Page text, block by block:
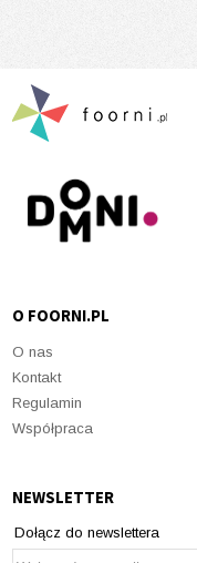
O FOORNI.PL
O nas
Kontakt
Regulamin
Współpraca
NEWSLETTER
Dołącz do newslettera